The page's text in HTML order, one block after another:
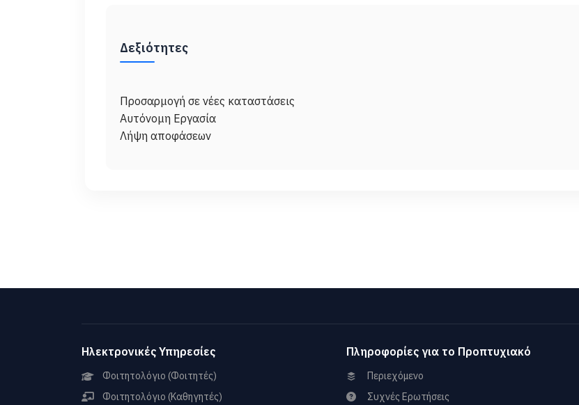
Δεξιότητες
Προσαρμογή σε νέες καταστάσεις
Αυτόνομη Εργασία
Ηλεκτρονικές Υπηρεσίες
Φοιτητολόγιο (Φοιτητές)
Φοιτητολόγιο (Καθηγητές)
Πληροφορίες για το Προπτυχιακό
Περιεχόμενο
Συχνές Ερωτήσεις